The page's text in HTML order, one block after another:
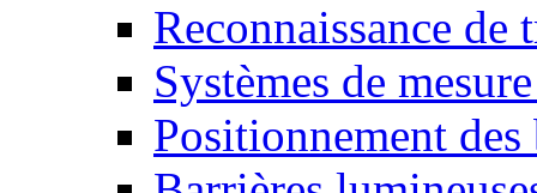
Reconnaissance de
Systèmes de
Positionnement des